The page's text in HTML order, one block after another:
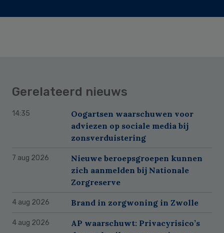
Gerelateerd nieuws
14:35
Oogartsen waarschuwen voor
adviezen op sociale media bij
zonsverduistering
7 aug 2026
Nieuwe beroepsgroepen kunnen
zich aanmelden bij Nationale
Zorgreserve
4 aug 2026 Brand in zorgwoning in Zwolle
4 aug 2026
AP waarschuwt: Privacyrisico’s